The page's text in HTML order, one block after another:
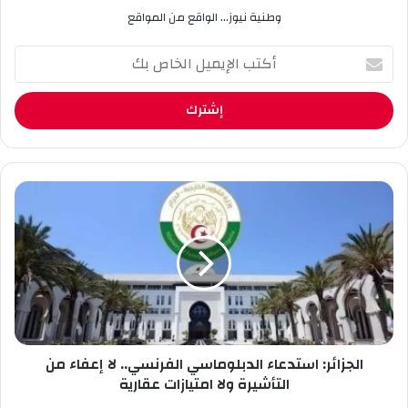
وطنية نيوز... الواقع من المواقع
أ
ت
ب
ل
إ
ي
ي
ل
ا
ل
خ
ا
ص
ا
ج
ز
ا
ئ
ر
:
ا
الجزائر: استدعاء الدبلوماسي الفرنسي.. لا إعفاء من
التأشيرة ولا امتيازات عقارية